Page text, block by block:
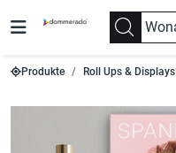
Produkte Roll Ups & Displays